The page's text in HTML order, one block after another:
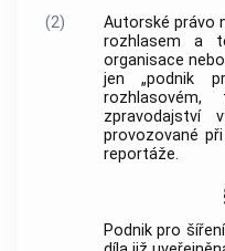
(2)
Autorské právo
rozhlasem a
organisace
jen „podnik
rozhlasovém,
zpravodajství
provozované
reportáže.
Podnik pro